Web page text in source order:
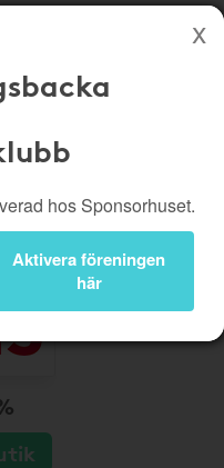
Brottarklubb
Logga in
hos Sponsorhuset.
Aktivera föreningen
här